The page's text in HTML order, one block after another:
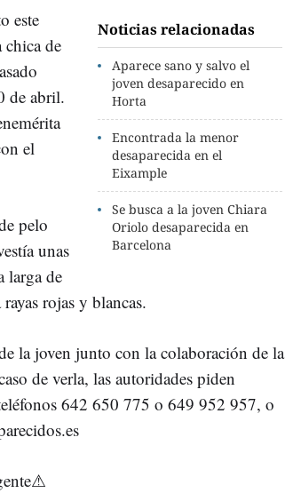
Noticias relacionadas
Aparece sano y salvo el
joven desaparecido en
Horta
Encontrada la menor
desaparecida en el
Eixample
Se busca a la joven Chiara
Oriolo desaparecida en
Barcelona
este
chica de
de abril.
el
pelo
unas
larga de
rojas y blancas.
la joven junto con la colaboración de la
de verla, las autoridades piden
642 650 775 o 649 952 957, o